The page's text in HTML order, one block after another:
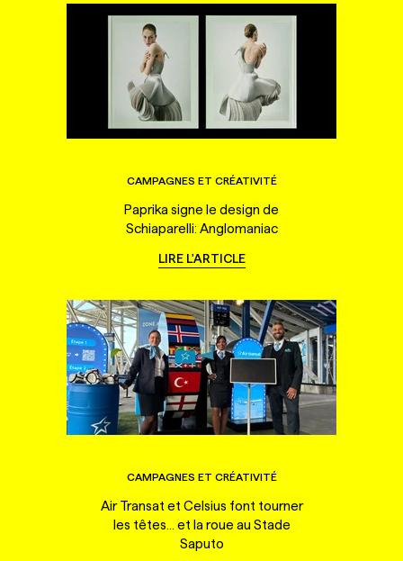
CAMPAGNES ET CRÉATIVITÉ
Paprika signe le design de
Schiaparelli: Anglomaniac
LIRE L'ARTICLE
CAMPAGNES ET CRÉATIVITÉ
Air Transat et Celsius font tourner
les têtes... et la roue au Stade
Saputo